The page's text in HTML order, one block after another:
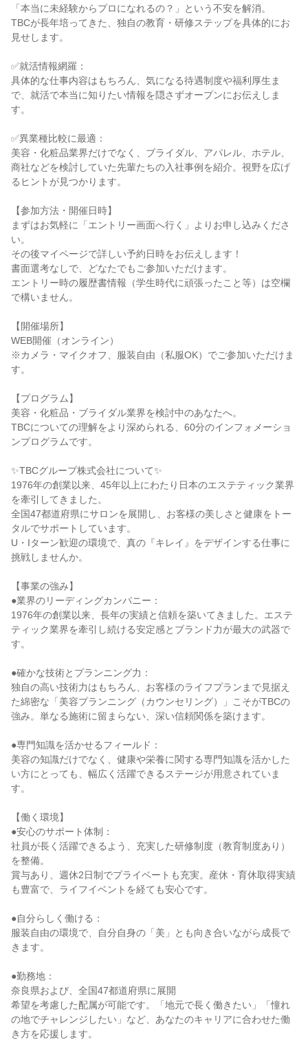
「本当に未経験からプロになれるの？」という不安を解消。
TBCが長年培ってきた、独自の教育・研修ステップを具体的にお
見せします。
✅就活情報網羅：
具体的な仕事内容はもちろん、気になる待遇制度や福利厚生ま
で、就活で本当に知りたい情報を隠さずオープンにお伝えしま
す。
✅異業種比較に最適：
美容・化粧品業界だけでなく、ブライダル、アパレル、ホテル、
商社などを検討していた先輩たちの入社事例を紹介。視野を広げ
るヒントが見つかります。
【参加方法・開催日時】
まずはお気軽に「エントリー画面へ行く」よりお申し込みくださ
い。
その後マイページで詳しい予約日時をお伝えします！
書面選考なしで、どなたでもご参加いただけます。
エントリー時の履歴書情報（学生時代に頑張ったこと等）は空欄
で構いません。
【開催場所】
WEB開催（オンライン）
※カメラ・マイクオフ、服装自由（私服OK）でご参加いただけま
す。
【プログラム】
美容・化粧品・ブライダル業界を検討中のあなたへ。
TBCについての理解をより深められる、60分のインフォメーショ
ンプログラムです。
✨TBCグループ株式会社について✨
1976年の創業以来、45年以上にわたり日本のエステティック業界
を牽引してきました。
全国47都道府県にサロンを展開し、お客様の美しさと健康をトー
タルでサポートしています。
U・Iターン歓迎の環境で、真の『キレイ』をデザインする仕事に
挑戦しませんか。
【事業の強み】
●業界のリーディングカンパニー：
1976年の創業以来、長年の実績と信頼を築いてきました。エステ
ティック業界を牽引し続ける安定感とブランド力が最大の武器で
す。
●確かな技術とプランニング力：
独自の高い技術力はもちろん、お客様のライフプランまで見据え
た綿密な「美容プランニング（カウンセリング）」こそがTBCの
強み。単なる施術に留まらない、深い信頼関係を築けます。
●専門知識を活かせるフィールド：
美容の知識だけでなく、健康や栄養に関する専門知識を活かした
い方にとっても、幅広く活躍できるステージが用意されていま
す。
【働く環境】
●安心のサポート体制：
社員が長く活躍できるよう、充実した研修制度（教育制度あり）
を整備。
賞与あり、週休2日制でプライベートも充実。産休・育休取得実績
も豊富で、ライフイベントを経ても安心です。
●自分らしく働ける：
服装自由の環境で、自分自身の「美」とも向き合いながら成長で
きます。
●勤務地：
奈良県および、全国47都道府県に展開
希望を考慮した配属が可能です。「地元で長く働きたい」「憧れ
の地でチャレンジしたい」など、あなたのキャリアに合わせた働
き方を応援します。